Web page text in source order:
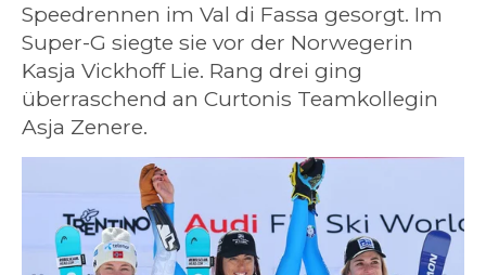
Speedrennen im Val di Fassa gesorgt. Im
Super-G siegte sie vor der Norwegerin
Kasja Vickhoff Lie. Rang drei ging
überraschend an Curtonis Teamkollegin
Asja Zenere.